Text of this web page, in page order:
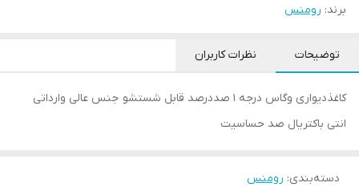
برند: رومنس
توضیحات نظرات کاربران
کاغذدیواری وگاس درجه 1 صددرصد قابل شستشو جنس عالی وارداتی
انتی باکتریال صد حساسیت
دسته‌بندی: رومنس